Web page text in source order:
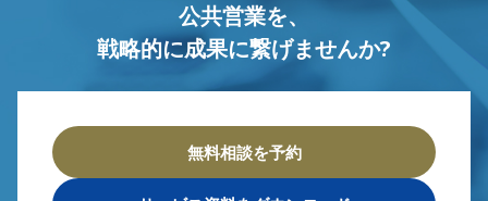
公共営業を、
戦略的に成果に繋げませんか?
無料相談を予約